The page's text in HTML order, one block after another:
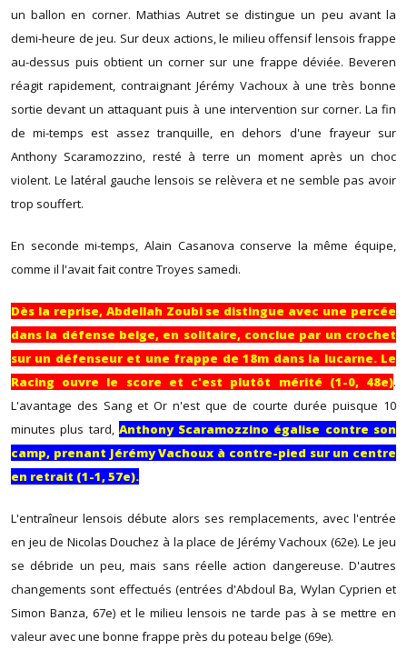
un ballon en corner. Mathias Autret se distingue un peu avant la
demi-heure de jeu. Sur deux actions, le milieu offensif lensois frappe
au-dessus puis obtient un corner sur une frappe déviée. Beveren
réagit rapidement, contraignant Jérémy Vachoux à une très bonne
sortie devant un attaquant puis à une intervention sur corner. La fin
de mi-temps est assez tranquille, en dehors d'une frayeur sur
Anthony Scaramozzino, resté à terre un moment après un choc
violent. Le latéral gauche lensois se relèvera et ne semble pas avoir
trop souffert.
En seconde mi-temps, Alain Casanova conserve la même équipe,
comme il l'avait fait contre Troyes samedi.
Dès la reprise, Abdellah Zoubi se distingue avec une percée
dans la défense belge, en solitaire, conclue par un crochet
sur un défenseur et une frappe de 18m dans la lucarne. Le
Racing ouvre le score et c'est plutôt mérité (1-0, 48e).
L'avantage des Sang et Or n'est que de courte durée puisque 10
minutes plus tard, Anthony Scaramozzino égalise contre son
camp, prenant Jérémy Vachoux à contre-pied sur un centre
en retrait (1-1, 57e).
L'entraîneur lensois débute alors ses remplacements, avec l'entrée
en jeu de Nicolas Douchez à la place de Jérémy Vachoux (62e). Le jeu
se débride un peu, mais sans réelle action dangereuse. D'autres
changements sont effectués (entrées d'Abdoul Ba, Wylan Cyprien et
Simon Banza, 67e) et le milieu lensois ne tarde pas à se mettre en
valeur avec une bonne frappe près du poteau belge (69e).